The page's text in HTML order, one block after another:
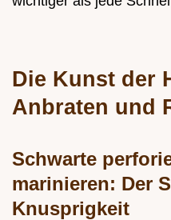
Die Kunst der
Anbraten und
Schwarte
marinieren: Der
Knusprigkeit